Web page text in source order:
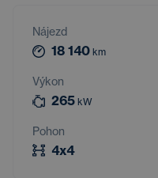
Nájezd
18 140 km
Výkon
265 kW
Pohon
4x4